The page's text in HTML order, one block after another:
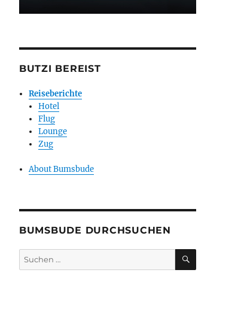
BUTZI BEREIST
Reiseberichte
Hotel
Flug
Lounge
Zug
About Bumsbude
BUMSBUDE DURCHSUCHEN
Suche
nach:
SUCHEN